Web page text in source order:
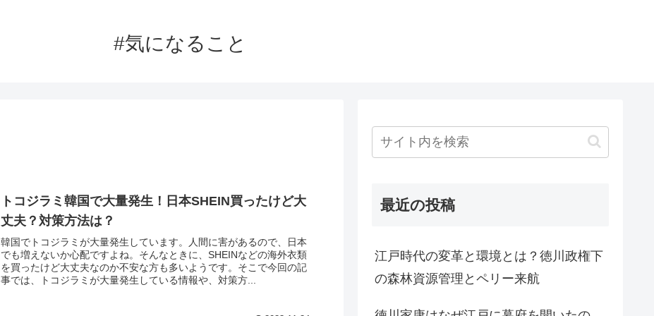
#気になること
トコジラミ韓国で大量発生！日本SHEIN買ったけど大
丈夫？対策方法は？
韓国でトコジラミが大量発生しています。人間に害があるので、日本
でも増えないか心配ですよね。そんなときに、SHEINなどの海外衣類
を買ったけど大丈夫なのか不安な方も多いようです。そこで今回の記
事では、トコジラミが大量発生している情報や、対策方...
最近の投稿
江戸時代の変革と環境とは？徳川政権下
の森林資源管理とペリー来航